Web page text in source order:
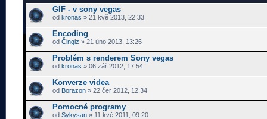
GIF - v sony vegas
od kronas » 21 kvě 2013, 22:33
Encoding
od Čingiz » 21 úno 2013, 13:26
Problém s renderem Sony vegas
od kronas » 06 zář 2012, 17:54
Konverze videa
od Borazon » 22 čer 2012, 12:34
Pomocné programy
od Sykysan » 11 kvě 2011, 09:20